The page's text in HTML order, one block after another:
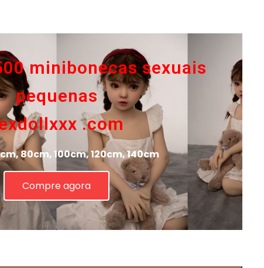
minibonecas sexuais
pequenas
.com
80cm, 100cm, 120cm, 140cm
Compre agora